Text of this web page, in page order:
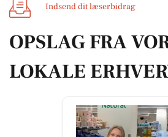
Indsend dit læserbidrag
OPSLAG FRA
LOKALE